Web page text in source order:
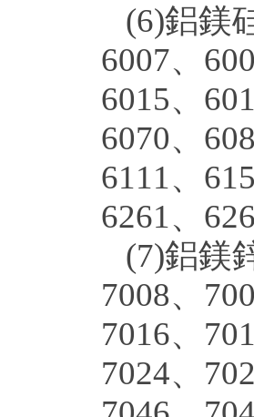
(6)鋁鎂
6007、
6015、
6070、
6111、
6261、
(7)鋁鎂
7008、
7016、
7024、